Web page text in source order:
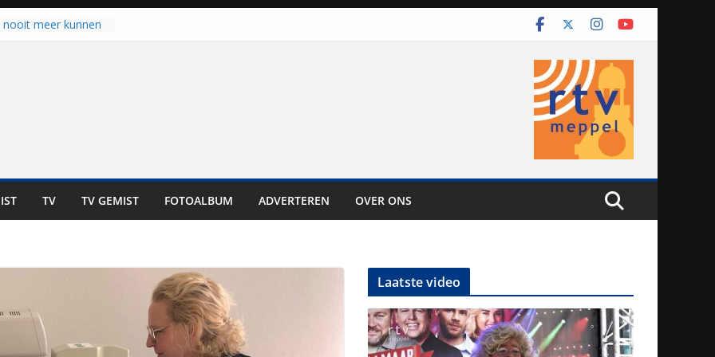
nooit meer kunnen
in gebruik
“Dit is altijd een
TV TV GEMIST FOTOALBUM ADVERTEREN OVER ONS
Laatste video